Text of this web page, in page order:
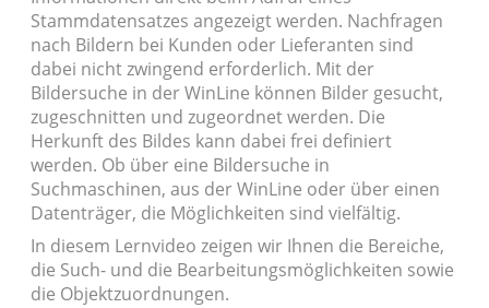
Stammdatensatzes angezeigt werden. Nachfragen
nach Bildern bei Kunden oder Lieferanten sind
dabei nicht zwingend erforderlich. Mit der
Bildersuche in der WinLine können Bilder gesucht,
zugeschnitten und zugeordnet werden. Die
Herkunft des Bildes kann dabei frei definiert
werden. Ob über eine Bildersuche in
Suchmaschinen, aus der WinLine oder über einen
Datenträger, die Möglichkeiten sind vielfältig.
In diesem Lernvideo zeigen wir Ihnen die Bereiche,
die Such- und die Bearbeitungsmöglichkeiten sowie
die Objektzuordnungen.